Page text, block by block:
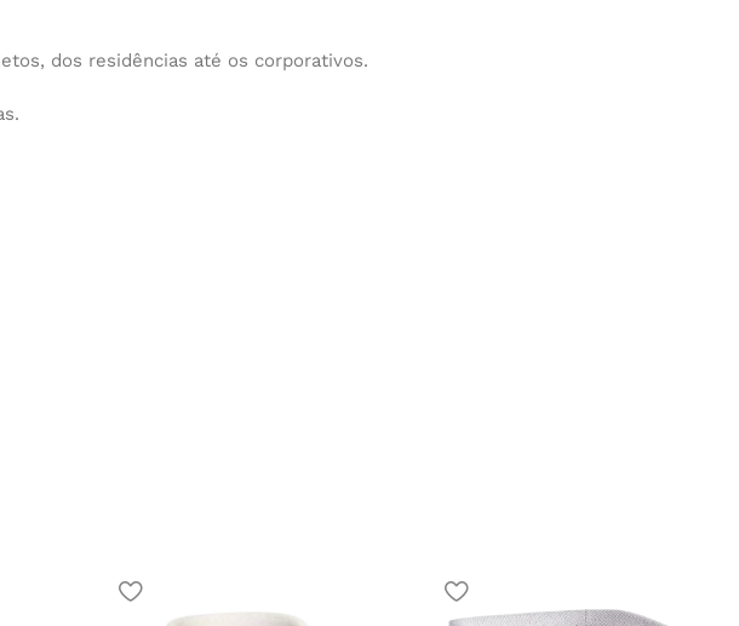
dos residências até os corporativos.